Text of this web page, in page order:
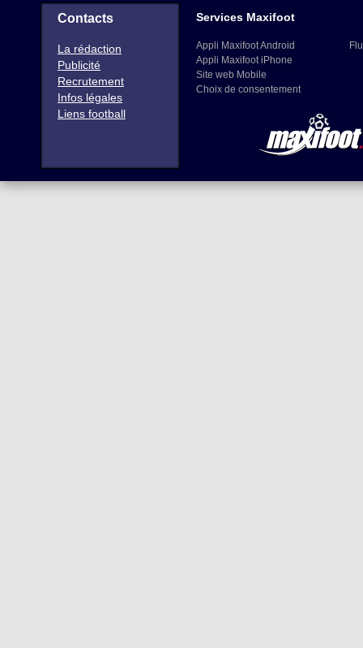
Contacts
La rédaction
Publicité
Recrutement
Infos légales
Liens football
Services Maxifoot
Appli Maxifoot Android
Appli Maxifoot iPhone
Site web Mobile
Choix de consentement